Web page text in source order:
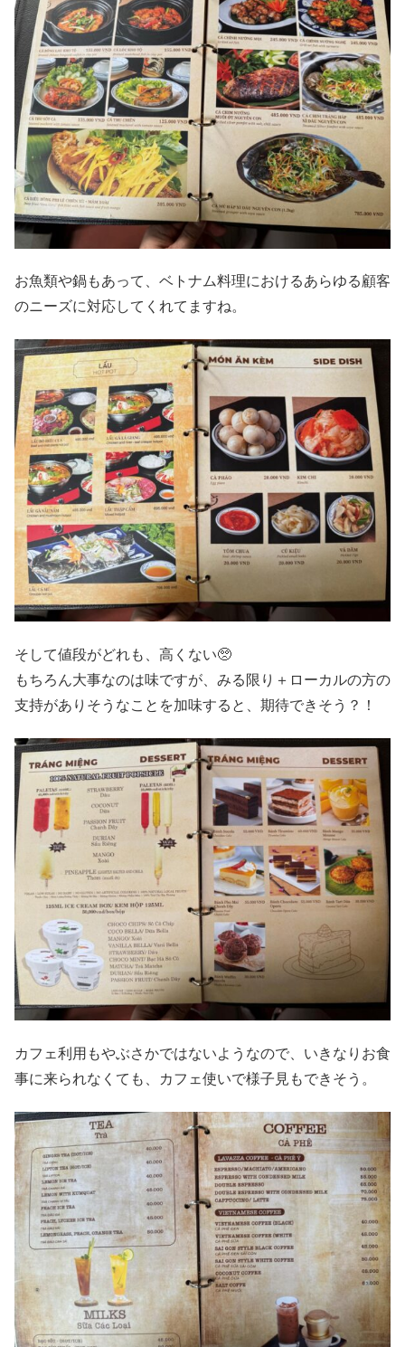
お魚類や鍋もあって、ベトナム料理におけるあらゆる顧客
のニーズに対応してくれてますね。
そして値段がどれも、高くない🥺
もちろん大事なのは味ですが、みる限り＋ローカルの方の
支持がありそうなことを加味すると、期待できそう？！
カフェ利用もやぶさかではないようなので、いきなりお食
事に来られなくても、カフェ使いで様子見もできそう。